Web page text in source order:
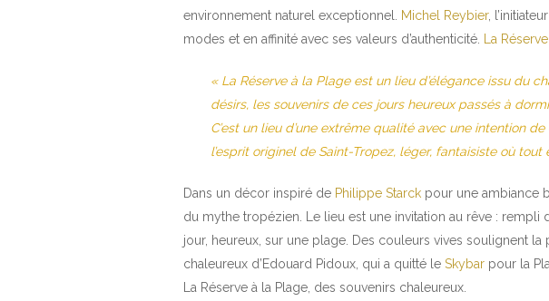
environnement naturel exceptionnel.
Michel Reybier,
modes et en affinité avec ses valeurs d’authenticité.
La
« La Réserve à la Plage est un lieu d’élégance issu du
désirs, les souvenirs de ces jours heureux passés à
C’est un lieu d’une extrême qualité avec une intention
l’esprit originel de Saint-Tropez, léger, fantaisiste où
Dans un décor inspiré de Philippe Starck pour une ambiance
du mythe tropézien. Le lieu est une invitation au rêve :
jour, heureux, sur une plage. Des couleurs vives soulignent la
chaleureux d’Edouard Pidoux, qui a quitté le Skybar pour la
La Réserve à la Plage, des souvenirs chaleureux.